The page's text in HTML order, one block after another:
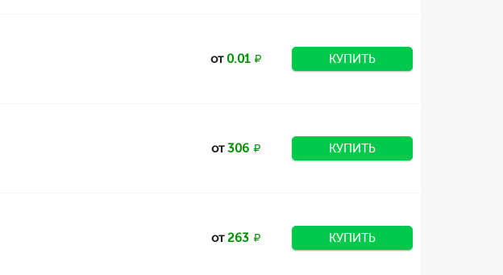
от 0.01 КУПИТЬ
от306 КУПИТЬ
от263 КУПИТЬ